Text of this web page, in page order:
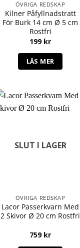
ÖVRIGA REDSKAP
Kilner Påfyllnadstratt
För Burk 14 cm Ø 5 cm
Rostfri
199 kr
LÄS MER
SLUT I LAGER
ÖVRIGA REDSKAP
Lacor Passerkvarn Med
2 Skivor Ø 20 cm Rostfri
759 kr